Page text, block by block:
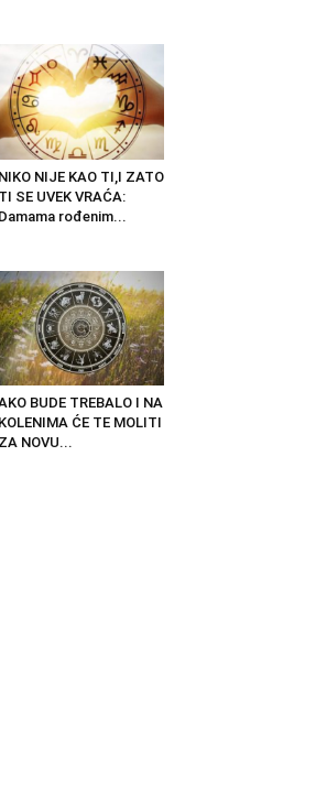
NIKO NIJE KAO TI,I ZATO
TI SE UVEK VRAĆA:
Damama rođenim...
BUDE TREBALO I NA
KOLENIMA ĆE TE MOLITI
ZA NOVU...